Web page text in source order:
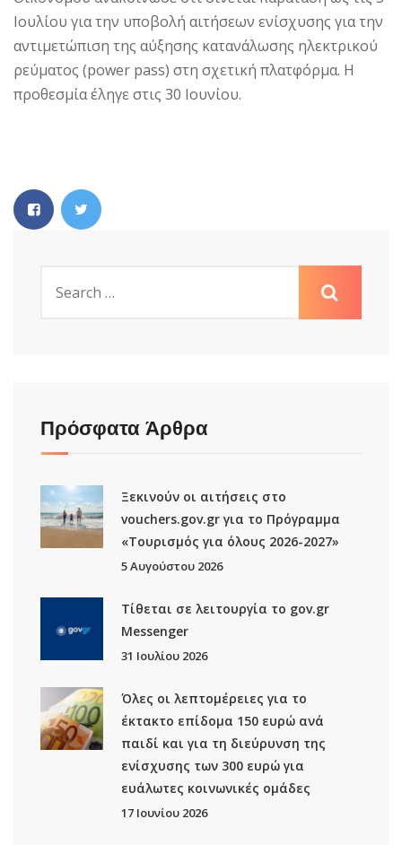
Ιουλίου για την υποβολή αιτήσεων ενίσχυσης για την
αντιμετώπιση της αύξησης κατανάλωσης ηλεκτρικού
ρεύματος (power pass) στη σχετική πλατφόρμα. Η
προθεσμία έληγε στις 30 Ιουνίου.
Πρόσφατα Άρθρα
Ξεκινούν οι αιτήσεις στο
vouchers.gov.gr για το Πρόγραμμα
«Τουρισμός για όλους 2026-2027»
5 Αυγούστου 2026
Τίθεται σε λειτουργία το gov.gr
Μessenger
31 Ιουλίου 2026
Όλες οι λεπτομέρειες για το
έκτακτο επίδομα 150 ευρώ ανά
παιδί και για τη διεύρυνση της
ενίσχυσης των 300 ευρώ για
ευάλωτες κοινωνικές ομάδες
17 Ιουνίου 2026